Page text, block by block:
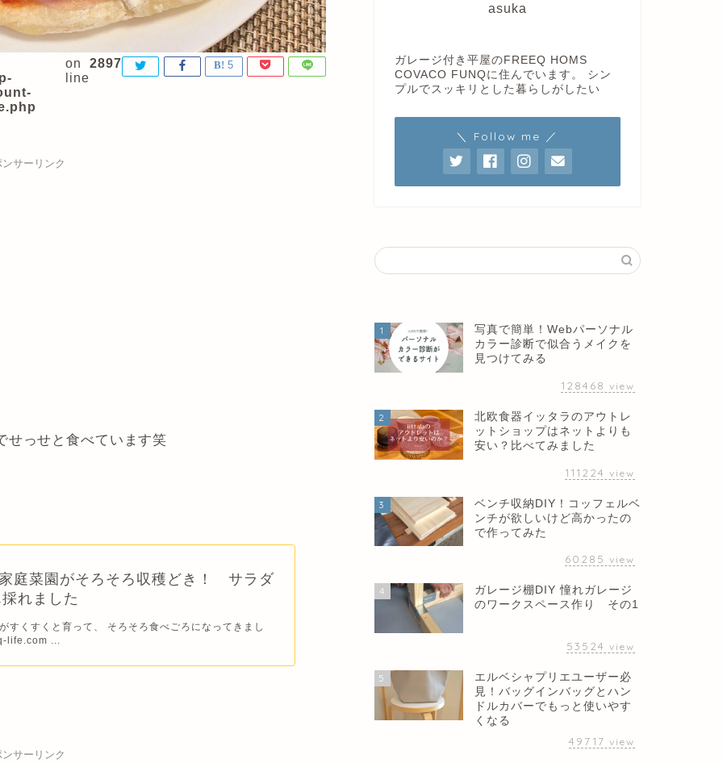
on
line
2897 5
サーリンク
せっせと食べています笑
庭菜園がそろそろ収穫どき！ サラダ
れました
すくすくと育って、 そろそろ食べごろになってきまし
life.com ...
サーリンク
asuka
ガレージ付き平屋のFREEQ HOMS
COVACO FUNQに住んでいます。 シン
プルでスッキリとした暮らしがしたい
＼ Follow me ／
1
写真で簡単！Webパーソナル
カラー診断で似合うメイクを
見つけてみる
128468 view
2
北欧食器イッタラのアウトレ
ットショップはネットよりも
安い？比べてみました
111224 view
3
ベンチ収納DIY！コッフェルベ
ンチが欲しいけど高かったの
で作ってみた
60285 view
4
ガレージ棚DIY 憧れガレージ
のワークスペース作り その1
53524 view
5
エルベシャプリエユーザー必
見！バッグインバッグとハン
ドルカバーでもっと使いやす
くなる
49717 view